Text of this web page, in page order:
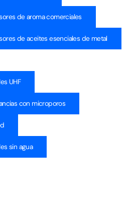
de aroma comerciales
de aceites esenciales de metal
UHF
con microporos
sin agua